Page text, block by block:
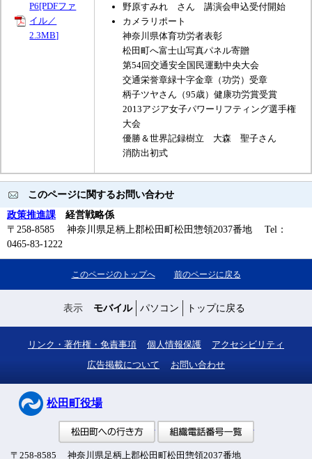
P6[PDFファ
イル／
2.3MB]
野原すみれ さん 講演会申込受付開始
カメラリポート
神奈川県体育功労者表彰
松田町へ富士山写真パネル寄贈
第54回交通安全国民運動中央大会
交通栄誉章緑十字金章（功労）受章
柄子ツヤさん（95歳）健康功労賞受賞
2013アジア女子パワーリフティング選手権
大会
優勝＆世界記録樹立 大森 聖子さん
消防出初式
このページに関するお問い合わせ
政策推進課 経営戦略係
〒258-8585 神奈川県足柄上郡松田町松田惣領2037番地 Tel：
0465-83-1222
このページのトップへ 前のページに戻る
表示 モバイル パソコン トップに戻る
リンク・著作権・免責事項 個人情報保護
アクセシビリティ
広告掲載について
お問い合わせ
松田町役場
松田町への行き方
〒258-8585 神奈川県足柄上郡松田町松田惣領2037番地